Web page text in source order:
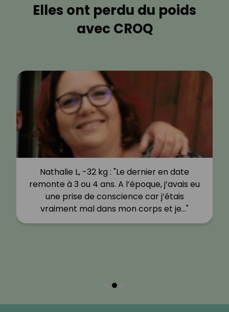
Elles ont perdu du poids
avec CROQ
Nathalie L, -32 kg : "Le dernier en date
remonte à 3 ou 4 ans. A l’époque, j’avais eu
une prise de conscience car j’étais
vraiment mal dans mon corps et je…"